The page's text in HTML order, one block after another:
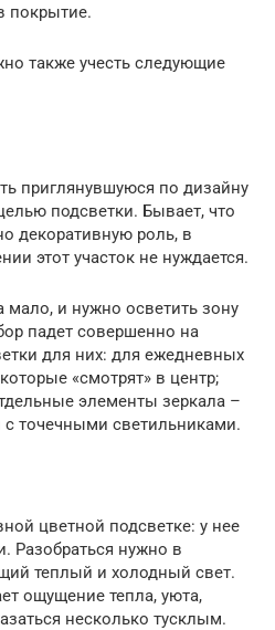
покрытие.
также учесть следующие
приглянувшуюся по дизайну
подсветки. Бывает, что
декоративную роль, в
этот участок не нуждается.
мало, и нужно осветить зону
падет совершенно на
для них: для ежедневных
«смотрят» в центр;
элементы зеркала –
точечными светильниками.
цветной подсветке: у нее
Разобраться нужно в
теплый и холодный свет.
ощущение тепла, уюта,
несколько тусклым.